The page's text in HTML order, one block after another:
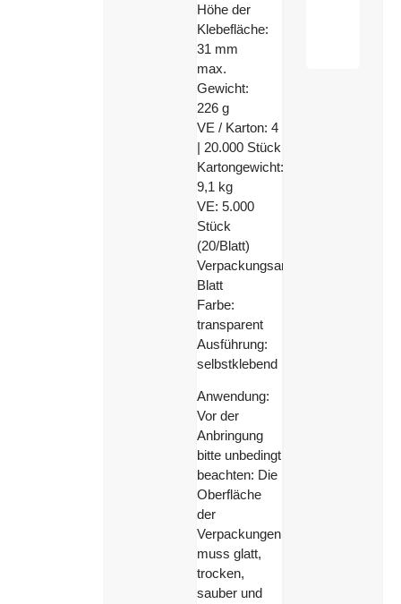
Höhe der
Klebefläche:
31 mm
max.
Gewicht:
226 g
VE / Karton: 4
| 20.000 Stück
Kartongewicht:
9,1 kg
VE: 5.000
Stück
(20/Blatt)
Verpackungsart:
Blatt
Farbe:
transparent
Ausführung:
selbstklebend
Anwendung:
Vor der
Anbringung
bitte unbedingt
beachten: Die
Oberfläche
der
Verpackungen
muss glatt,
trocken,
sauber und